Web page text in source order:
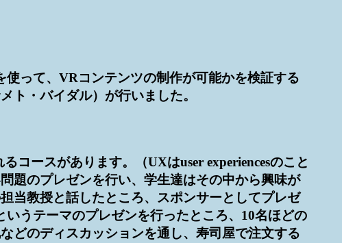
って、VRコンテンツの制作が可能かを検証する
ト・バイダル）が行いました。
コースがあります。（UXはuser experiencesのこと
題のプレゼンを行い、学生達はその中から興味が
当教授と話したところ、スポンサーとしてプレゼ
うテーマのプレゼンを行ったところ、10名ほどの
どのディスカッションを通し、寿司屋で注文する